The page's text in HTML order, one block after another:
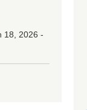
18, 2026 -